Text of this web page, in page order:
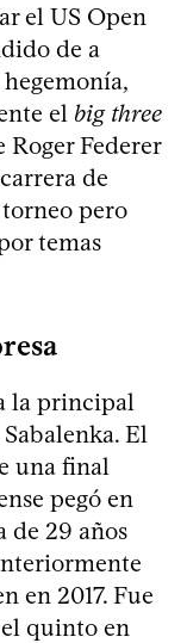
el US Open
de a
el big three
Federer
de
pero
temas
la principal
El
una final
pegó en
de 29 años
en 2017. Fue
quinto en